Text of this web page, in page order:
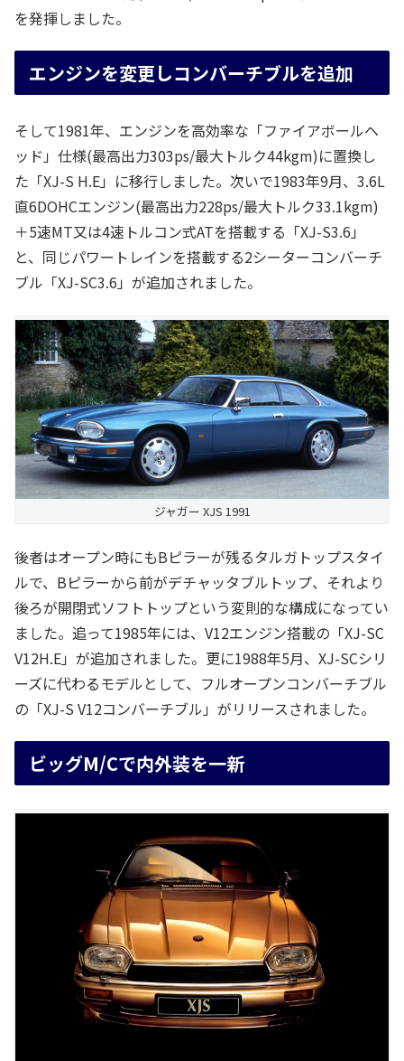
を発揮しました。
エンジンを変更しコンバーチブルを追加
そして1981年、エンジンを高効率な「ファイアボールヘ
ッド」仕様(最高出力303ps/最大トルク44kgm)に置換し
た「XJ-S H.E」に移行しました。次いで1983年9月、3.6L
直6DOHCエンジン(最高出力228ps/最大トルク33.1kgm)
＋5速MT又は4速トルコン式ATを搭載する「XJ-S3.6」
と、同じパワートレインを搭載する2シーターコンバーチ
ブル「XJ-SC3.6」が追加されました。
ジャガー XJS 1991
後者はオープン時にもBピラーが残るタルガトップスタイ
ルで、Bピラーから前がデチャッタブルトップ、それより
後ろが開閉式ソフトトップという変則的な構成になってい
ました。追って1985年には、V12エンジン搭載の「XJ-SC
V12H.E」が追加されました。更に1988年5月、XJ-SCシリ
ーズに代わるモデルとして、フルオープンコンバーチブル
の「XJ-S V12コンバーチブル」がリリースされました。
ビッグM/Cで内外装を一新